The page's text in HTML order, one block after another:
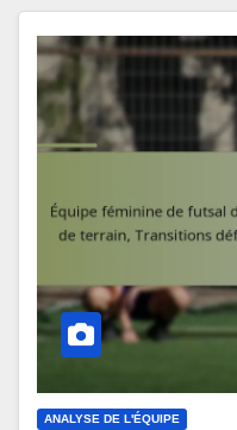
ANALYSE DE L'ÉQUIPE